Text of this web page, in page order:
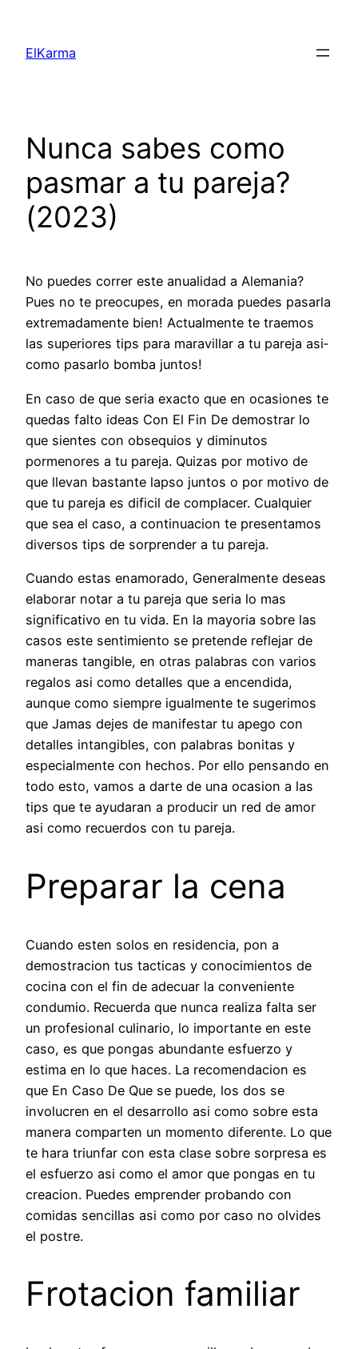
content
ElKarma
Nunca sabes como
pasmar a tu pareja?
(2023)
No puedes correr este anualidad a Alemania?
Pues no te preocupes, en morada puedes pasarla
extremadamente bien! Actualmente te traemos
las superiores tips para maravillar a tu pareja asi­
como pasarlo bomba juntos!
En caso de que seri­a exacto que en ocasiones te
quedas falto ideas Con El Fin De demostrar lo
que sientes con obsequios y diminutos
pormenores a tu pareja. Quizas por motivo de
que llevan bastante lapso juntos o por motivo de
que tu pareja es dificil de complacer. Cualquier
que sea el caso, a continuacion te presentamos
diversos tips de sorprender a tu pareja.
Cuando estas enamorado, Generalmente deseas
elaborar notar a tu pareja que seri­a lo mas
significativo en tu vida. En la mayoria sobre las
casos este sentimiento se pretende reflejar de
maneras tangible, en otras palabras con varios
regalos asi­ como detalles que a encendida,
aunque como siempre igualmente te sugerimos
que Jamas dejes de manifestar tu apego con
detalles intangibles, con palabras bonitas y
especialmente con hechos. Por ello pensando en
todo esto, vamos a darte de una ocasion a las
tips que te ayudaran a producir un red de amor
asi­ como recuerdos con tu pareja.
Preparar la cena
Cuando esten solos en residencia, pon a
demostracion tus tacticas y conocimientos de
cocina con el fin de adecuar la conveniente
condumio. Recuerda que nunca realiza falta ser
un profesional culinario, lo importante en este
caso, es que pongas abundante esfuerzo y
estima en lo que haces. La recomendacion es
que En Caso De Que se puede, los dos se
involucren en el desarrollo asi­ como sobre esta
manera comparten un momento diferente. Lo que
te hara triunfar con esta clase sobre sorpresa es
el esfuerzo asi­ como el amor que pongas en tu
creacion. Puedes emprender probando con
comidas sencillas asi­ como por caso no olvides
el postre.
Frotacion familiar